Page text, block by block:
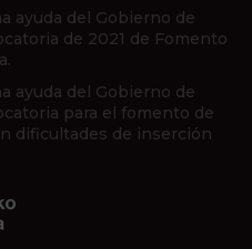
ayuda del Gobierno de
de 2021 de Fomento
ayuda del Gobierno de
para el fomento de
dificultades de inserción